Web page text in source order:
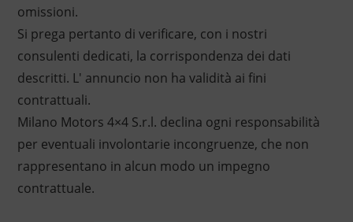
omissioni.
Si prega pertanto di verificare, con i nostri
consulenti dedicati, la corrispondenza dei dati
descritti. L' annuncio non ha validità ai fini
contrattuali.
Milano Motors 4×4 S.r.l. declina ogni responsabilità
per eventuali involontarie incongruenze, che non
rappresentano in alcun modo un impegno
contrattuale.